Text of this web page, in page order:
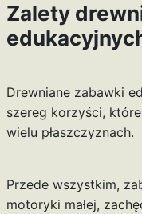
Zalety
Drewniane zabawki
szereg korzyści,
wielu płaszczyznach.
Przede wszystkim,
motoryki małej,